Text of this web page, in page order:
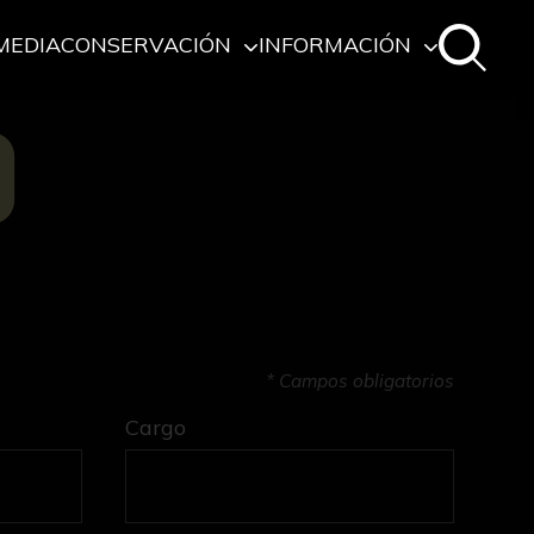
CONSERVACIÓN INFORMACIÓN
* Campos obligatorios
Cargo